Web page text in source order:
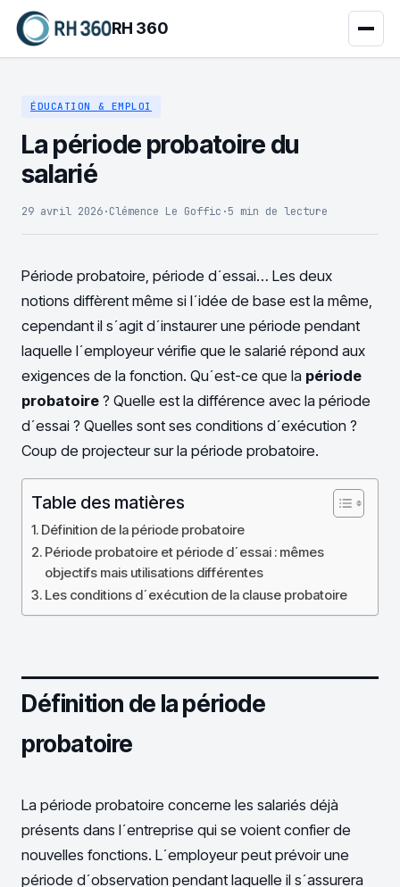
RH 360
ÉDUCATION & EMPLOI
La période probatoire du
salarié
29 avril 2026·Clémence Le Goffic ·5 min de lecture
Période probatoire, période d´essai… Les deux
notions diffèrent même si l´idée de base est la même,
cependant il s´agit d´instaurer une période pendant
laquelle l´employeur vérifie que le salarié répond aux
exigences de la fonction. Qu´est-ce que la période
probatoire ? Quelle est la différence avec la période
d´essai ? Quelles sont ses conditions d´exécution ?
Coup de projecteur sur la période probatoire.
Table des matières
Définition de la période probatoire
Période probatoire et période d´essai : mêmes
objectifs mais utilisations différentes
Les conditions d´exécution de la clause probatoire
Définition de la période
probatoire
La période probatoire concerne les salariés déjà
présents dans l´entreprise qui se voient confier de
nouvelles fonctions. L´employeur peut prévoir une
période d´observation pendant laquelle il s´assurera